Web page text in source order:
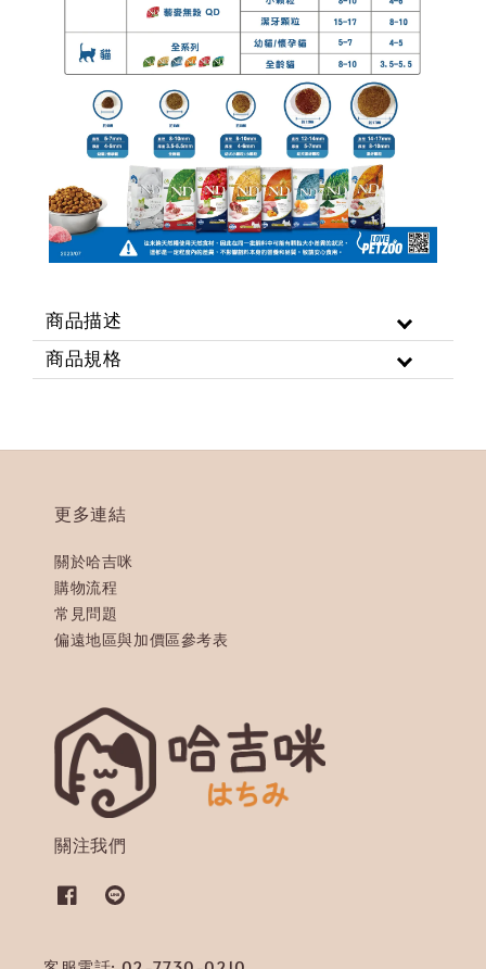
商品描述
商品規格
更多連結
關於哈吉咪
購物流程
常見問題
偏遠地區與加價區參考表
關注我們